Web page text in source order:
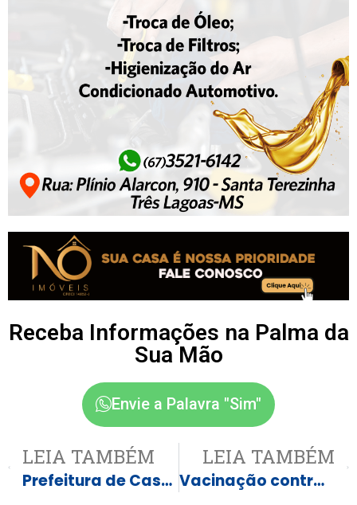
Receba Informações na Palma da
Sua Mão
Envie a Palavra "Sim"
LEIA TAMBÉM
Prefeitura de Castilho lança Vídeo Institucional
LEIA TAMBÉM
Vacinação contra gripe é liberada para toda a população em Castilho